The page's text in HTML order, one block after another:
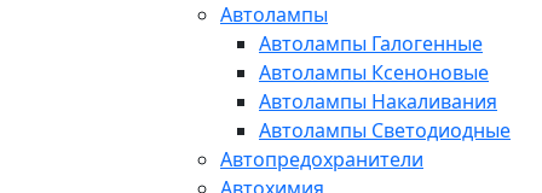
Автолампы
Автолампы Галогенные
Автолампы Ксеноновые
Автолампы Накаливания
Автолампы Светодиодные
Автопредохранители